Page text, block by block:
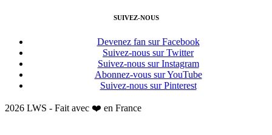
SUIVEZ-NOUS
Devenez fan sur Facebook
Suivez-nous sur Twitter
Suivez-nous sur Instagram
Abonnez-vous sur YouTube
Suivez-nous sur Pinterest
2026 LWS - Fait avec ❤️ en France